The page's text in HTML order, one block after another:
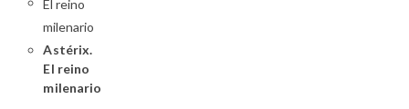
Astérix.
El reino
milenario